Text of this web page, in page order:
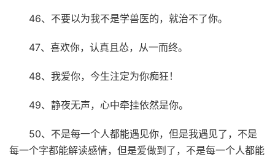
46、不要以为我不是学兽医的，就治不了你。
47、喜欢你，认真且怂，从一而终。
48、我爱你，今生注定为你痴狂！
49、静夜无声，心中牵挂依然是你。
50、不是每一个人都能遇见你，但是我遇见了，不是
每一个字都能解读感情，但是爱做到了，不是每一个人都能